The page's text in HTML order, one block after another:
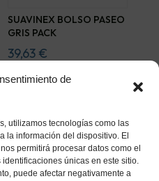
de
utilizamos tecnologías como las
la información del dispositivo. El
permitirá procesar datos como el
únicas en este sitio.
puede afectar negativamente a
SUAVINEX BOLSO PASEO
GRIS PACK
39,63 €
Añadir al carrito